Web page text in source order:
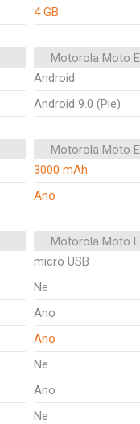
4 GB
Motorola Moto
Android
Android 9.0 (Pie)
Motorola Moto
3000 mAh
Ano
Motorola Moto
micro USB
Ne
Ano
Ano
Ne
Ano
Ne